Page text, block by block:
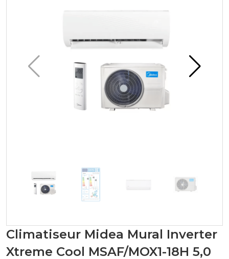
Climatiseur Midea Mural Inverter
Xtreme Cool MSAF/MOX1-18H 5,0